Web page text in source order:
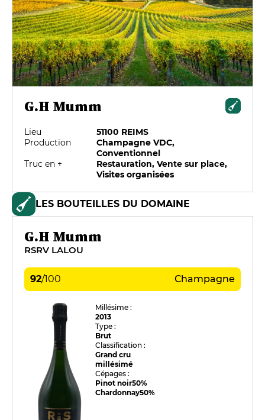
G.H Mumm
Lieu
51100 REIMS
Production
Champagne VDC,
Conventionnel
Truc en +
Restauration, Vente sur place,
Visites organisées
LES BOUTEILLES DU DOMAINE
G.H Mumm
RSRV LALOU
92/100 Champagne
Millésime :
2013
Type :
Brut
Classification :
Grand cru
millésimé
Cépages :
Pinot noir50%
Chardonnay50%